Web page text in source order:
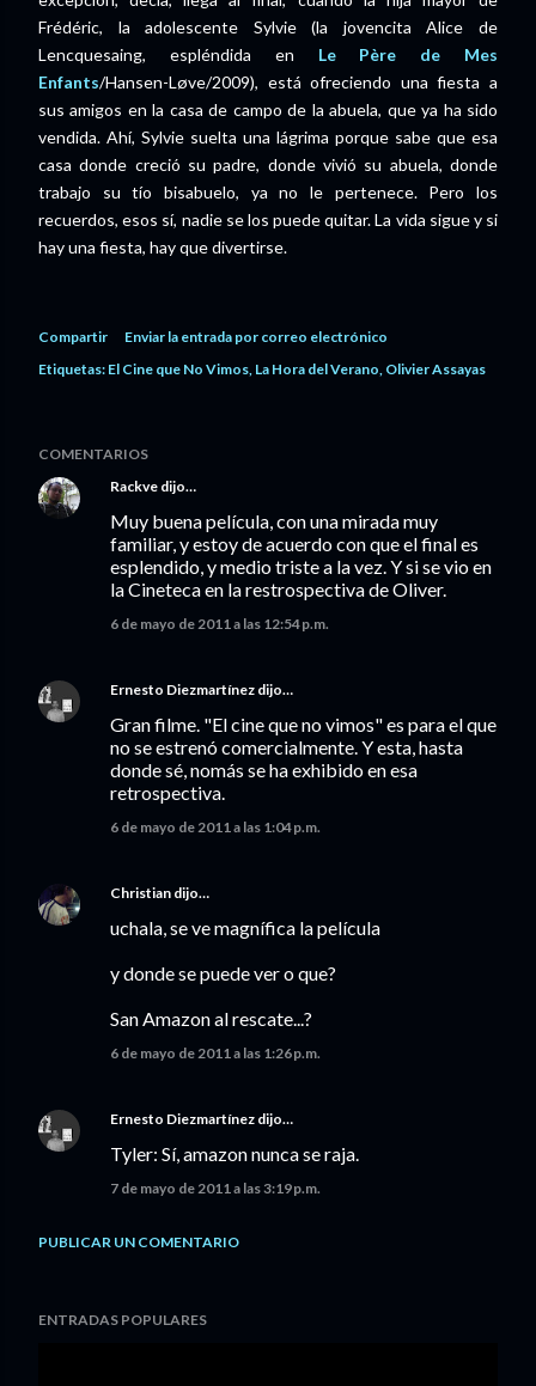
Frédéric, la adolescente Sylvie (la jovencita Alice de
Lencquesaing, espléndida en Le Père de Mes
Enfants/Hansen-Løve/2009), está ofreciendo una fiesta a
sus amigos en la casa de campo de la abuela, que ya ha sido
vendida. Ahí, Sylvie suelta una lágrima porque sabe que esa
casa donde creció su padre, donde vivió su abuela, donde
trabajo su tío bisabuelo, ya no le pertenece. Pero los
recuerdos, esos sí, nadie se los puede quitar. La vida sigue y si
hay una fiesta, hay que divertirse.
Compartir
Enviar la entrada por correo electrónico
Etiquetas: El Cine que No Vimos La Hora del Verano Olivier Assayas
COMENTARIOS
Rackve dijo…
Muy buena película, con una mirada muy
familiar, y estoy de acuerdo con que el final es
esplendido, y medio triste a la vez. Y si se vio en
la Cineteca en la restrospectiva de Oliver.
6 de mayo de 2011 a las 12:54 p.m.
Ernesto Diezmartínez dijo…
Gran filme. "El cine que no vimos" es para el que
no se estrenó comercialmente. Y esta, hasta
donde sé, nomás se ha exhibido en esa
retrospectiva.
6 de mayo de 2011 a las 1:04 p.m.
Christian dijo…
uchala, se ve magnífica la película
y donde se puede ver o que?
San Amazon al rescate...?
6 de mayo de 2011 a las 1:26 p.m.
Ernesto Diezmartínez dijo…
Tyler: Sí, amazon nunca se raja.
7 de mayo de 2011 a las 3:19 p.m.
PUBLICAR UN COMENTARIO
ENTRADAS POPULARES